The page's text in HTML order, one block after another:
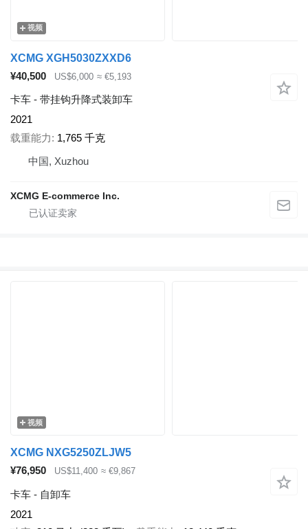
视频
XCMG XGH5030ZXXD6
¥40,500
US$6,000 ≈ €5,193
卡车 - 带挂钩升降式装卸车
2021
载重能力
1,765 千克
中国, Xuzhou
XCMG E-commerce Inc.
视频
XCMG NXG5250ZLJW5
¥76,950
US$11,400 ≈ €9,867
卡车 - 自卸车
2021